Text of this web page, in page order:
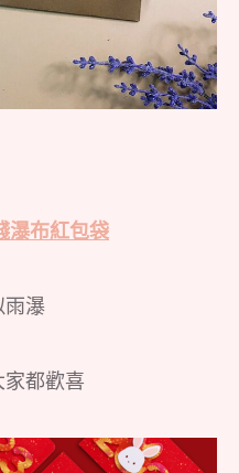
瀑布紅包袋
雨瀑
家都歡喜